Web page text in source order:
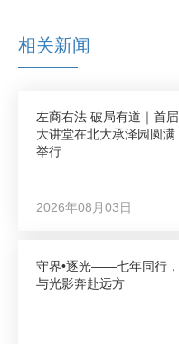
相关新闻
左商右法 破局有道｜首届
大讲堂在北大承泽园圆满
举行
2026年08月03日
守界•逐光——七年同行，
与光影奔赴远方